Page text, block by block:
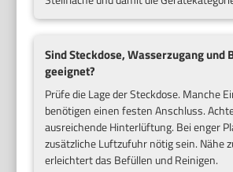
Sind Steckdose, Wasserzugang und
geeignet?
Prüfe die Lage der Steckdose. Manche
benötigen einen festen Anschluss.
ausreichende Hinterlüftung. Bei enger
zusätzliche Luftzufuhr nötig sein. Nähe
erleichtert das Befüllen und Reinigen.